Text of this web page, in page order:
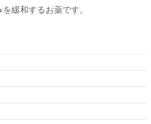
緩和するお薬です。